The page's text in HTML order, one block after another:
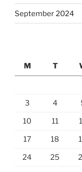
September 2024
M
T
3 4
10 11
17 18
24 25